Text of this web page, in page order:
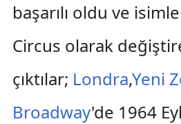
başarılı oldu ve
Circus olarak
çıktılar; Londra,Yeni
Broadway'de 1964